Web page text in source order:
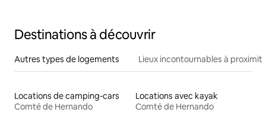
Destinations à découvrir
Autres types de logements Lieux incontournables à
Locations de camping-cars
Comté de Hernando
Locations avec kayak
Comté de Hernando